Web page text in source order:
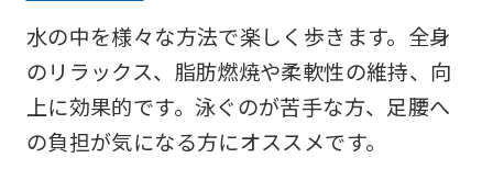
水の中を様々な方法で楽しく歩きます。全身
のリラックス、脂肪燃焼や柔軟性の維持、向
上に効果的です。泳ぐのが苦手な方、足腰へ
の負担が気になる方にオススメです。
version
of
this
website